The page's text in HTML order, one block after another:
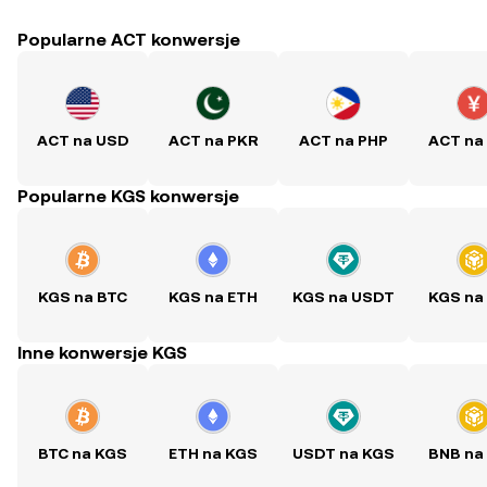
Popularne ACT konwersje
ACT na USD ACT na PKR ACT na PHP ACT na
Popularne KGS konwersje
KGS na BTC KGS na ETH KGS na USDT KGS na
Inne konwersje KGS
BTC na KGS ETH na KGS USDT na KGS BNB na